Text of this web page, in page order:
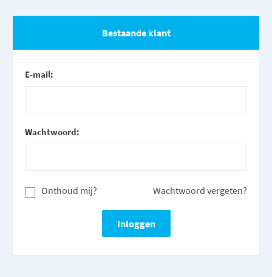
Bestaande klant
E-mail:
Wachtwoord:
Wachtwoord vergeten?
Onthoud mij?